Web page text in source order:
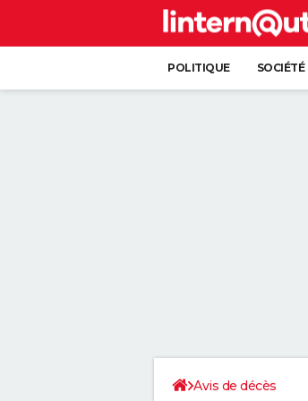
POLITIQUE SOCIÉTÉ
Avis de décès